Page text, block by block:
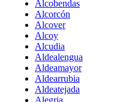
Alcobendas
Alcorcón
Alcover
Alcoy
Alcudia
Aldealengua
Aldeamayor
Aldearrubia
Aldeatejada
Alegria